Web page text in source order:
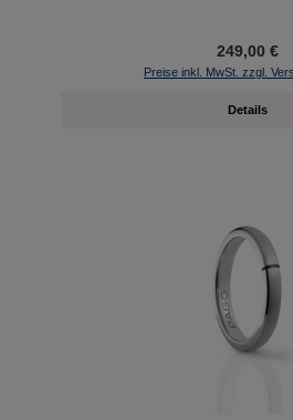
249,00 €
Preise inkl. MwSt. zzgl.
Details